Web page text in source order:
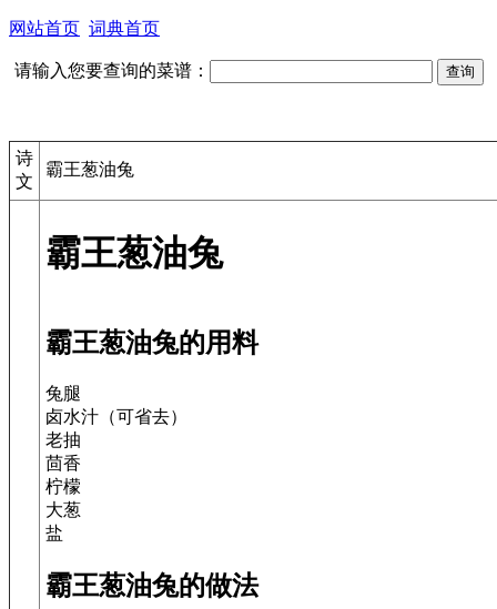
网站首页 词典首页
请输入您要查询的菜谱：
诗
文
霸王葱油兔
霸王葱油兔
霸王葱油兔的用料
兔腿
卤水汁（可省去）
老抽
茴香
柠檬
大葱
盐
霸王葱油兔的做法